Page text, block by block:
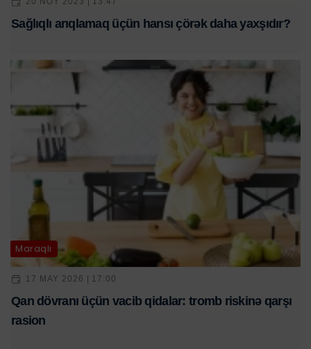
Sağlıqlı arıqlamaq üçün hansı çörək daha yaxşıdır?
Maraqlı
17 MAY 2026 | 17:00
Qan dövranı üçün vacib qidalar: tromb riskinə qarşı
rasion